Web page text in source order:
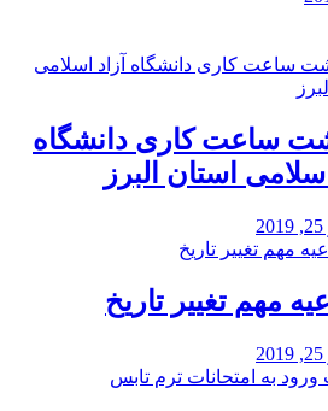
ساعت کاری دانشگاه
استان البرز
مهم تغییر تاریخ